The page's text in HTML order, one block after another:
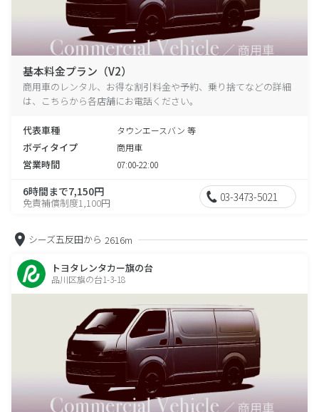
基本料金プラン（V2）
商用車のレンタル、お得な割引料金や予約、乗り捨てなどの詳細
は、こちらから各店舗にお電話ください。
代表車種 タウンエースバン 等
ボディタイプ 商用車
営業時間 07:00-22:00
6時間まで7,150円
免責補償制度1,100円 03-3473-5021
シーズ五反田から 2616m
トヨタレンタカー旗の台
品川区旗の台1-3-18